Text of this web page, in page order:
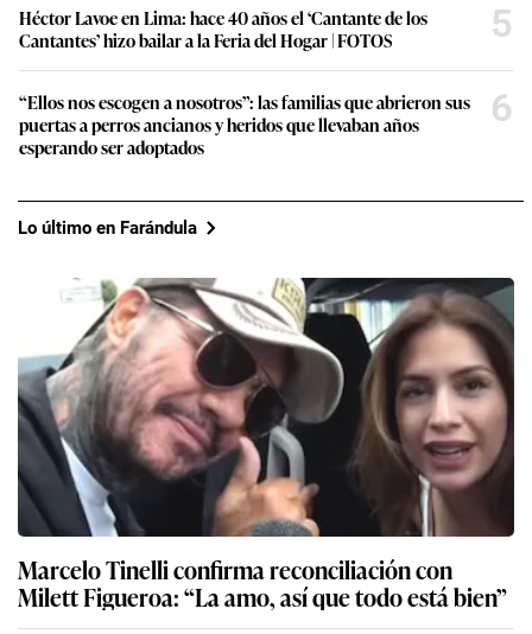
Héctor Lavoe en Lima: hace 40 años el ‘Cantante de los
Cantantes’ hizo bailar a la Feria del Hogar | FOTOS
5
“Ellos nos escogen a nosotros”: las familias que abrieron sus
puertas a perros ancianos y heridos que llevaban años
esperando ser adoptados
6
Lo último en Farándula
Marcelo Tinelli confirma reconciliación con
Milett Figueroa: “La amo, así que todo está bien”